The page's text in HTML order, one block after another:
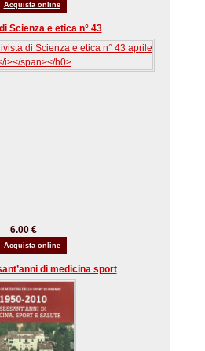
Acquista online
Scienza e etica n° 43
6.00 €
Acquista online
di medicina sport